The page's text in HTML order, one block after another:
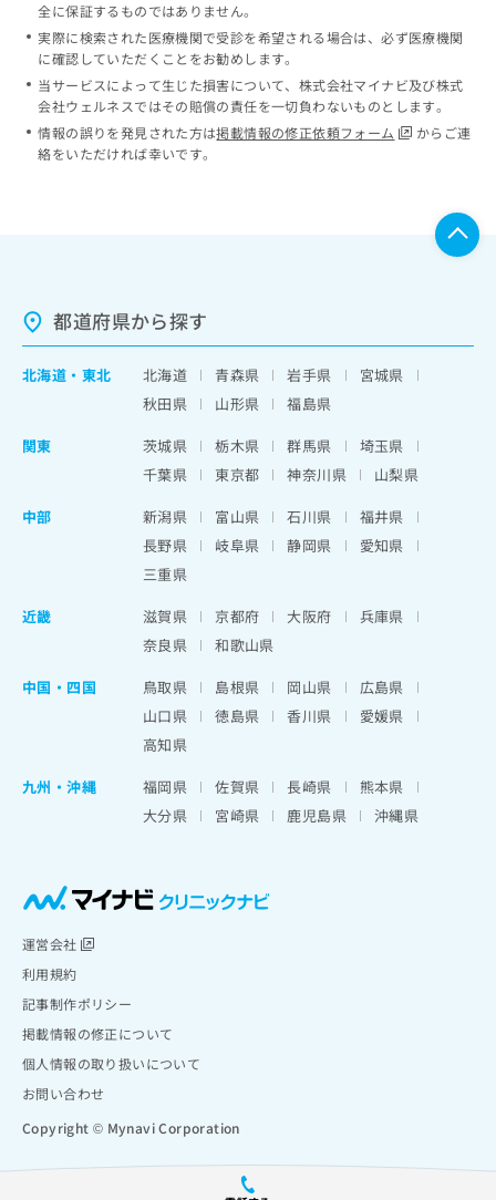
全に保証するものではありません。
実際に検索された医療機関で受診を希望される場合は、必ず医療機関
に確認していただくことをお勧めします。
当サービスによって生じた損害について、株式会社マイナビ及び株式
会社ウェルネスではその賠償の責任を一切負わないものとします。
情報の誤りを発見された方は掲載情報の修正依頼フォーム
からご連
絡をいただければ幸いです。
都道府県から探す
北海道 ・ 東北 北海道 青森県 岩手県
宮城県
秋田県
山形県
福島県
関東
茨城県 栃木県 群馬県
埼玉県
千葉県
東京都 神奈川県
山梨県
中部
新潟県 富山県 石川県
福井県
長野県
岐阜県 静岡県
愛知県
三重県
近畿
滋賀県 京都府 大阪府
兵庫県
奈良県
和歌山県
中国・四国
鳥取県 島根県 岡山県
広島県
山口県
徳島県 香川県
愛媛県
高知県
九州・沖縄
福岡県 佐賀県 長崎県
熊本県
大分県
宮崎県 鹿児島県 沖縄県
運営会社
利用規約
記事制作ポリシー
掲載情報の修正について
個人情報の取り扱いについて
お問い合わせ
Copyright © Mynavi Corporation